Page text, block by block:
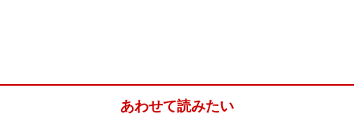
産後うつの主な症状……疲労感・不眠・イラ
イラ・愛情を持てない
あわせて読みたい